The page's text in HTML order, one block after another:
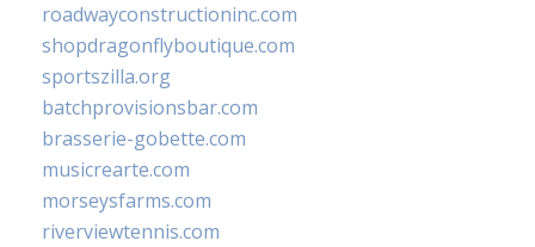
roadwayconstructioninc.com
shopdragonflyboutique.com
sportszilla.org
batchprovisionsbar.com
brasserie-gobette.com
musicrearte.com
morseysfarms.com
riverviewtennis.com